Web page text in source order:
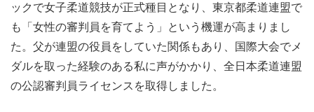
ックで女子柔道競技が正式種目となり、東京都柔道連盟で
も「女性の審判員を育てよう」という機運が高まりまし
た。父が連盟の役員をしていた関係もあり、国際大会でメ
ダルを取った経験のある私に声がかかり、全日本柔道連盟
の公認審判員ライセンスを取得しました。